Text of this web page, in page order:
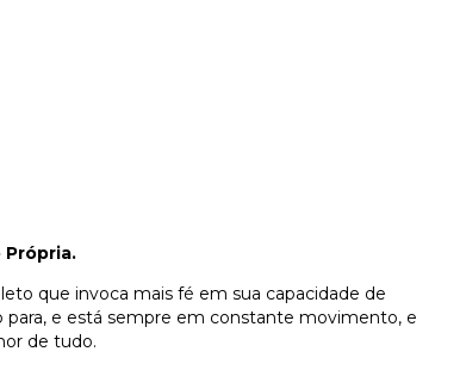
Própria.
que invoca mais fé em sua capacidade de
para, e está sempre em constante movimento, e
de tudo.